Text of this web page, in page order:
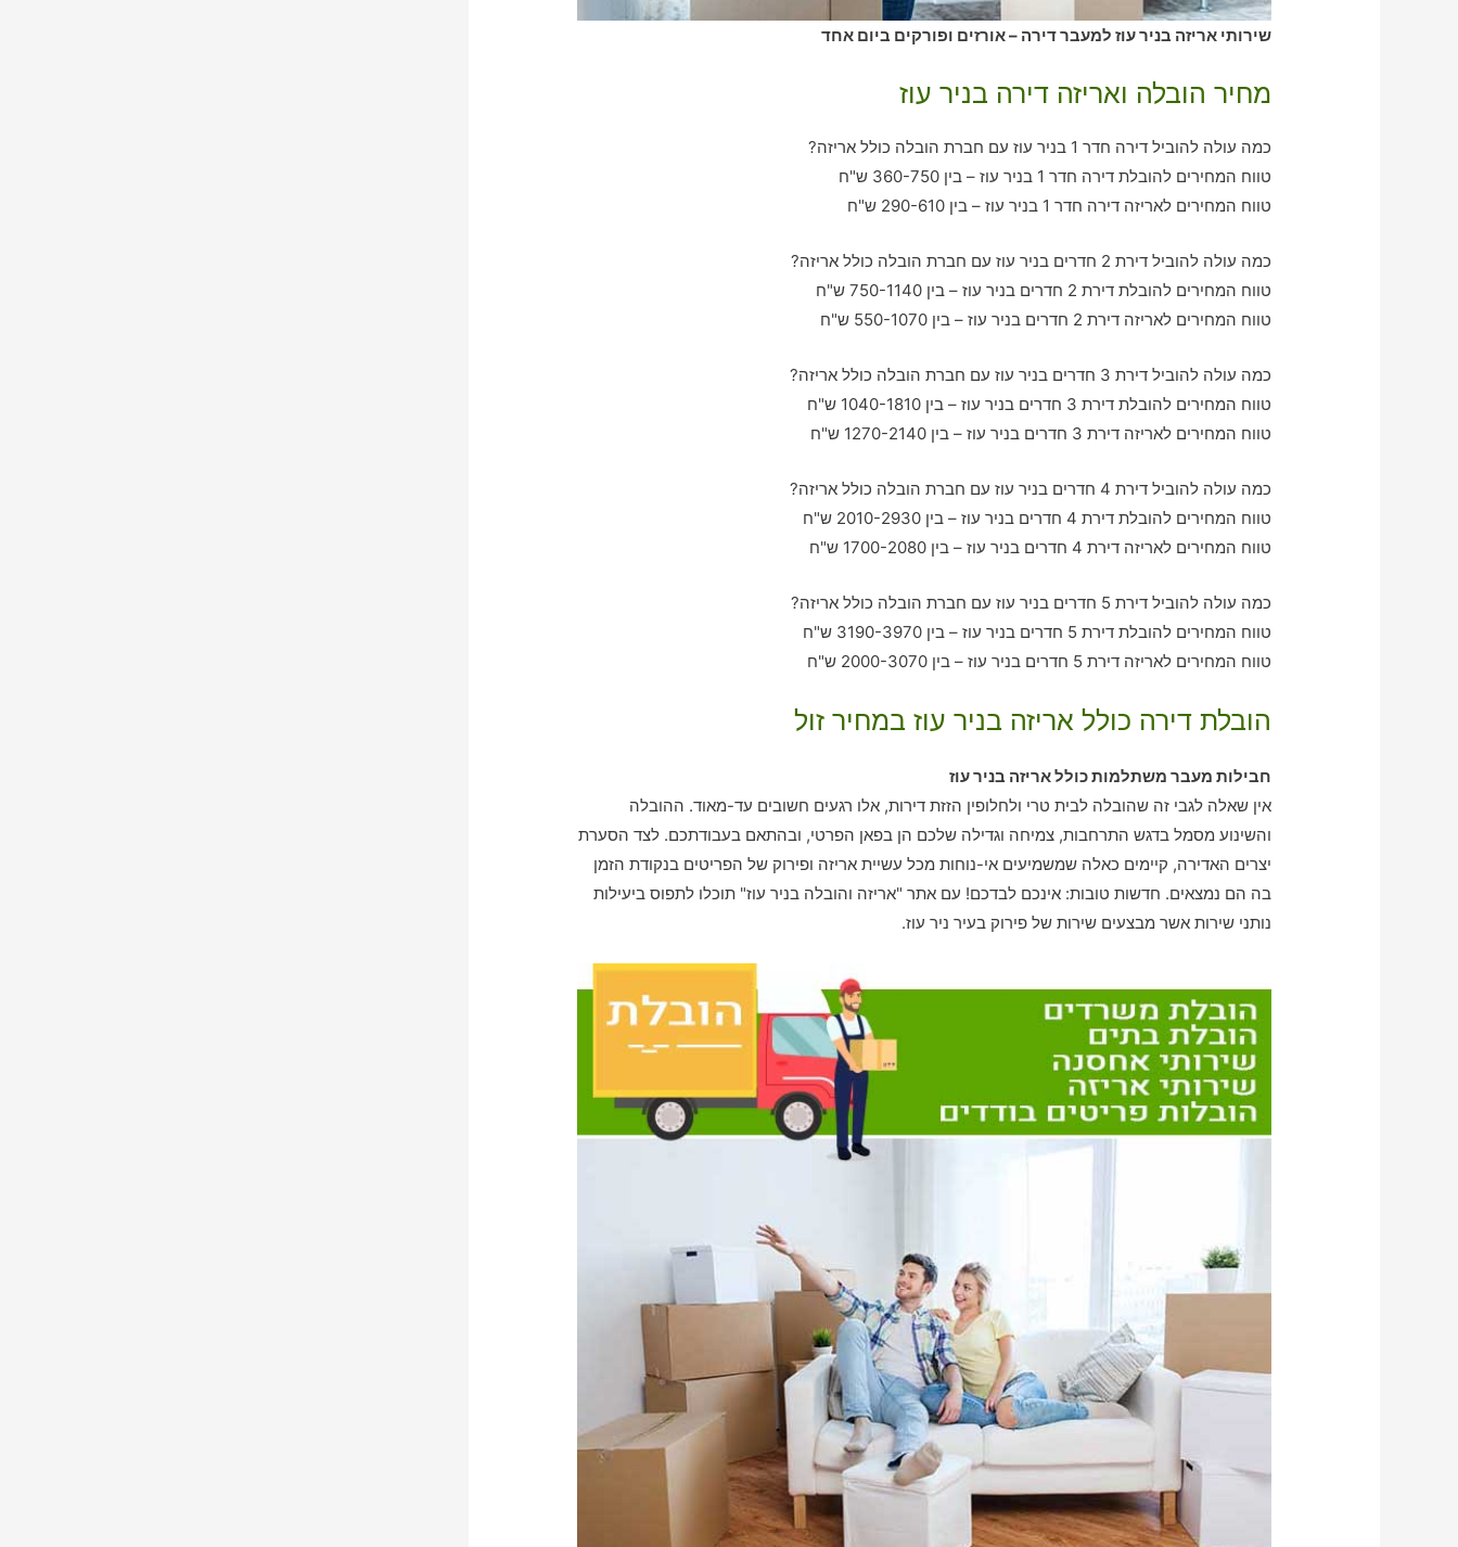
שירותי אריזה בניר עוז למעבר דירה – אורזים ופורקים ביום אחד
מחיר הובלה ואריזה דירה בניר עוז
כמה עולה להוביל דירה חדר 1 בניר עוז עם חברת הובלה כולל אריזה?
טווח המחירים להובלת דירה חדר 1 בניר עוז – בין 360-750 ש"ח
טווח המחירים לאריזה דירה חדר 1 בניר עוז – בין 290-610 ש"ח
כמה עולה להוביל דירת 2 חדרים בניר עוז עם חברת הובלה כולל אריזה?
טווח המחירים להובלת דירת 2 חדרים בניר עוז – בין 750-1140 ש"ח
טווח המחירים לאריזה דירת 2 חדרים בניר עוז – בין 550-1070 ש"ח
כמה עולה להוביל דירת 3 חדרים בניר עוז עם חברת הובלה כולל אריזה?
טווח המחירים להובלת דירת 3 חדרים בניר עוז – בין 1040-1810 ש"ח
טווח המחירים לאריזה דירת 3 חדרים בניר עוז – בין 1270-2140 ש"ח
כמה עולה להוביל דירת 4 חדרים בניר עוז עם חברת הובלה כולל אריזה?
טווח המחירים להובלת דירת 4 חדרים בניר עוז – בין 2010-2930 ש"ח
טווח המחירים לאריזה דירת 4 חדרים בניר עוז – בין 1700-2080 ש"ח
כמה עולה להוביל דירת 5 חדרים בניר עוז עם חברת הובלה כולל אריזה?
טווח המחירים להובלת דירת 5 חדרים בניר עוז – בין 3190-3970 ש"ח
טווח המחירים לאריזה דירת 5 חדרים בניר עוז – בין 2000-3070 ש"ח
הובלת דירה כולל אריזה בניר עוז במחיר זול
חבילות מעבר משתלמות כולל אריזה בניר עוז
אין שאלה לגבי זה שהובלה לבית טרי ולחלופין הזזת דירות, אלו רגעים חשובים עד-מאוד. ההובלה
והשינוע מסמל בדגש התרחבות, צמיחה וגדילה שלכם הן בפאן הפרטי, ובהתאם בעבודתכם. לצד הסערת
יצרים האדירה, קיימים כאלה שמשמיעים אי-נוחות מכל עשיית אריזה ופירוק של הפריטים בנקודת הזמן
בה הם נמצאים. חדשות טובות: אינכם לבדכם! עם אתר "אריזה והובלה בניר עוז" תוכלו לתפוס ביעילות
נותני שירות אשר מבצעים שירות של פירוק בעיר ניר עוז.